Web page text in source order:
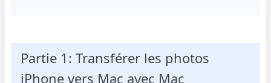
Partie 1: Transférer les photos
iPhone vers Mac avec Mac